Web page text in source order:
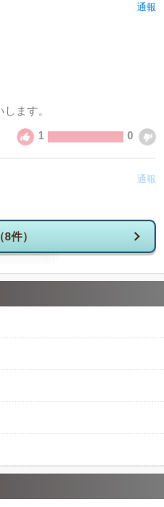
通報
ます。
1 0
通報
件）